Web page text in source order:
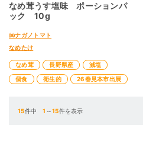
なめ茸うす塩味 ポーションパ
ック 10g
㈱ナガノトマト
なめたけ
なめ茸 長野県産
減塩
個食
衛生的 26春見本市出展
15件中1 ～15件を表示